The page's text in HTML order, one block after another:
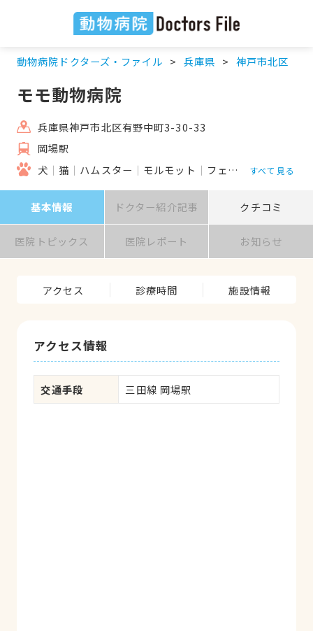
動物病院ドクターズ・ファイル 兵庫県 神戸市北区
モモ動物病院
兵庫県神戸市北区有野中町3-30-33
岡場駅
犬
猫 ハムスター モルモット フェレット うさぎ
すべて見る
基本情報 ドクター紹介記事 クチコミ
医院トピックス 医院レポート お知らせ
アクセス 診療時間 施設情報
アクセス情報
交通手段 三田線 岡場駅